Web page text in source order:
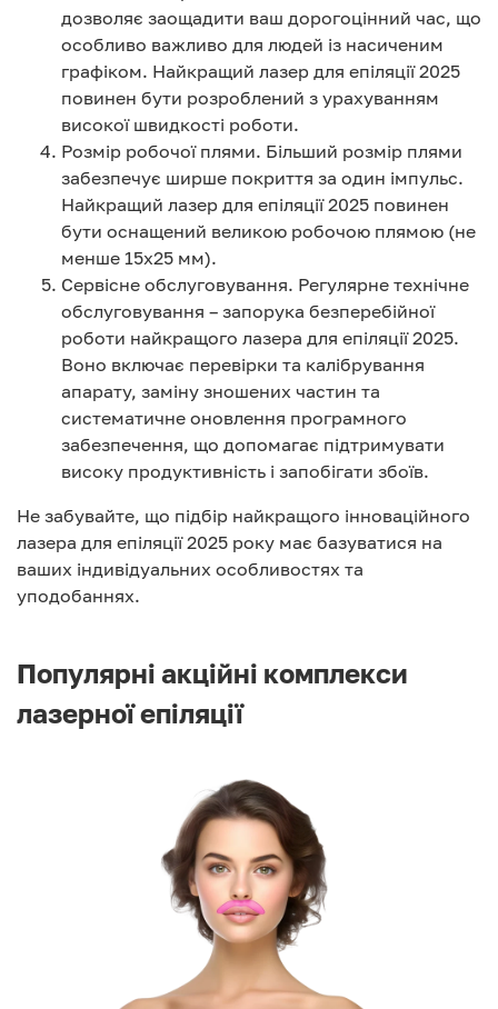
дозволяє заощадити ваш дорогоцінний час, що
особливо важливо для людей із насиченим
графіком. Найкращий лазер для епіляції 2025
повинен бути розроблений з урахуванням
високої швидкості роботи.
Розмір робочої плями. Більший розмір плями
забезпечує ширше покриття за один імпульс.
Найкращий лазер для епіляції 2025 повинен
бути оснащений великою робочою плямою (не
менше 15х25 мм).
Сервісне обслуговування. Регулярне технічне
обслуговування – запорука безперебійної
роботи найкращого лазера для епіляції 2025.
Воно включає перевірки та калібрування
апарату, заміну зношених частин та
систематичне оновлення програмного
забезпечення, що допомагає підтримувати
високу продуктивність і запобігати збоїв.
Не забувайте, що підбір найкращого інноваційного
лазера для епіляції 2025 року має базуватися на
ваших індивідуальних особливостях та
уподобаннях.
Популярні акційні комплекси
лазерної епіляції